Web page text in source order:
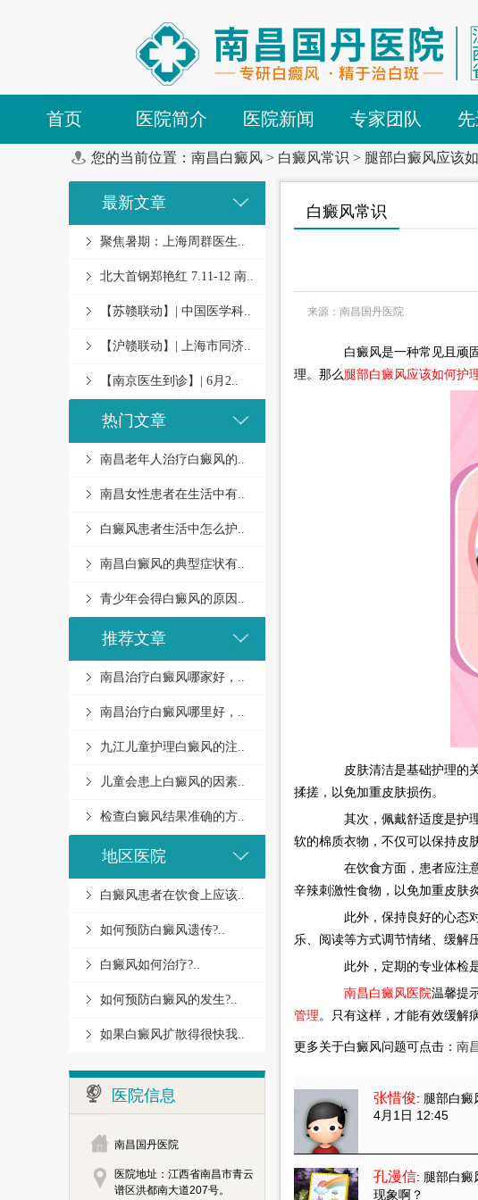
首页 医院简介 医院新闻 专家团队
您的当前位置： 南昌白癜风 > 白癜风常识 > 腿部白癜风应该
最新文章
聚焦暑期：上海周群医生..
北大首钢郑艳红 7.11-12 南..
【苏赣联动】| 中国医学科..
【沪赣联动】| 上海市同济..
【南京医生到诊】| 6月2..
热门文章
南昌老年人治疗白癜风的..
南昌女性患者在生活中有..
白癜风患者生活中怎么护..
南昌白癜风的典型症状有..
青少年会得白癜风的原因..
推荐文章
南昌治疗白癜风哪家好，..
南昌治疗白癜风哪里好，..
九江儿童护理白癜风的注..
儿童会患上白癜风的因素..
检查白癜风结果准确的方..
地区医院
白癜风患者在饮食上应该..
如何预防白癜风遗传?..
白癜风如何治疗?..
如何预防白癜风的发生?..
如果白癜风扩散得很快我..
医院信息
南昌国丹医院
医院地址：江西省南昌市青云
谱区洪都南大道207号。
白癜风常识
来源：南昌国丹医院
白癜风是一种常见且顽固
理。那么腿部白癜风应该如何护
皮肤清洁是基础护理的关
揉搓，以免加重皮肤损伤。
其次，佩戴舒适度是护理
软的棉质衣物，不仅可以保持皮
在饮食方面，患者应注意
辛辣刺激性食物，以免加重皮肤炎
此外，保持良好的心态对
乐、阅读等方式调节情绪、缓解压
此外，定期的专业体检是
南昌白癜风医院温馨提
管理。只有这样，才能有效缓解
更多关于白癜风问题可点击： 南
张惜俊: 腿部白癜
4月1日 12:45
孔漫信: 腿部白癜
现象啊？